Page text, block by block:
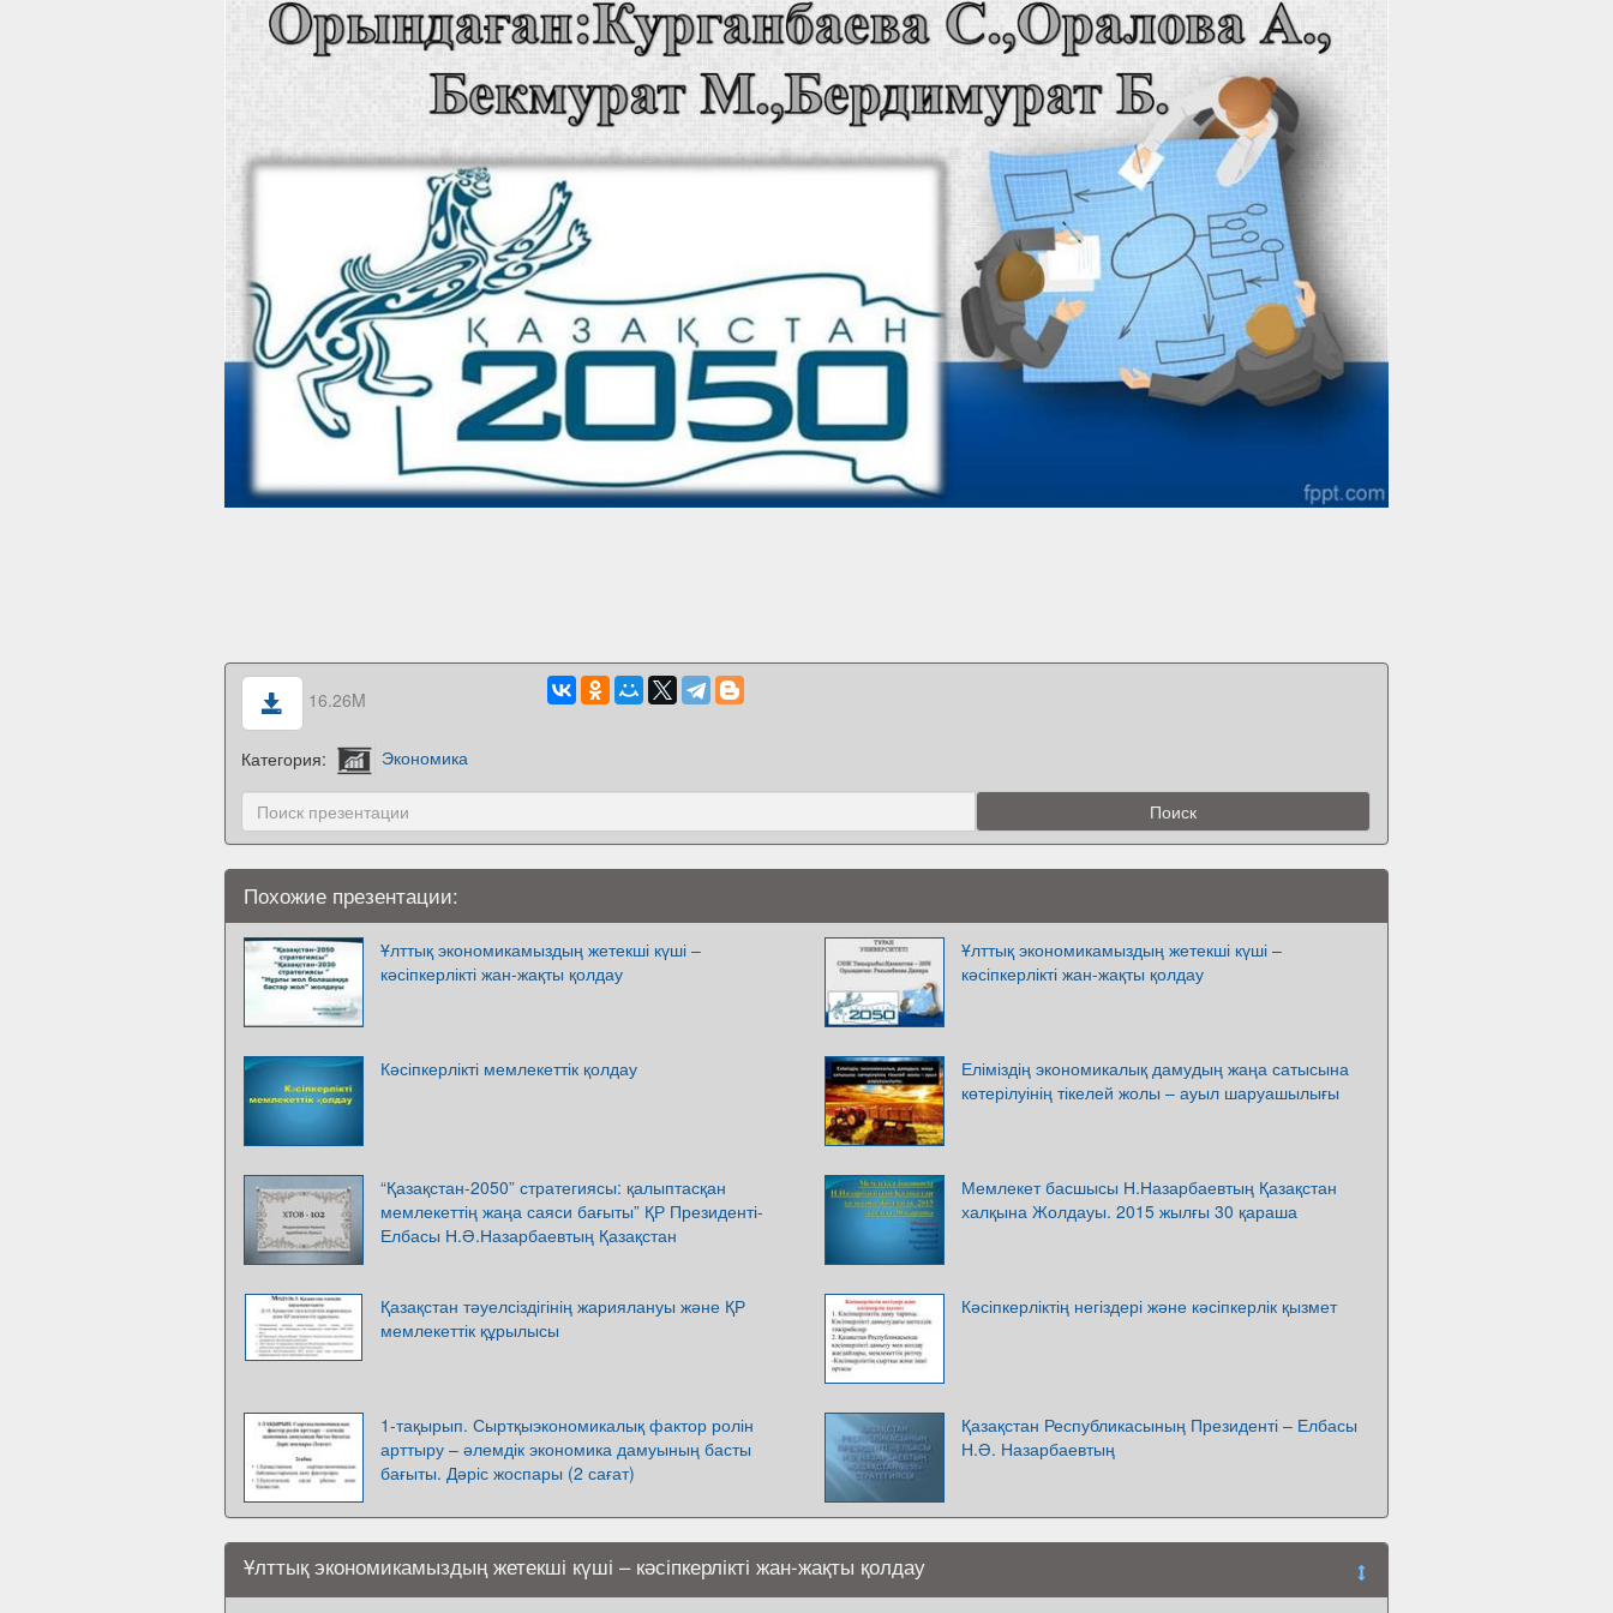
16.26M
Категория: Экономика
Похожие презентации:
Ұлттық экономикамыздың жетекші күші –
кәсіпкерлікті жан-жақты қолдау
Ұлттық экономикамыздың жетекші күші –
кәсіпкерлікті жан-жақты қолдау
Кәсіпкерлікті мемлекеттік қолдау
Еліміздің экономикалық дамудың жаңа сатысына
көтерілуінің тікелей жолы – ауыл шаруашылығы
“Қазақстан-2050” стратегиясы: қалыптасқан
мемлекеттің жаңа саяси бағыты” ҚР Президенті-
Елбасы Н.Ә.Назарбаевтың Қазақстан
Мемлекет басшысы Н.Назарбаевтың Қазақстан
халқына Жолдауы. 2015 жылғы 30 қараша
Қазақстан тәуелсіздігінің жариялануы және ҚР
мемлекеттік құрылысы
Кәсіпкерліктің негіздері және кәсіпкерлік қызмет
1-тақырып. Сыртқыэкономикалық фактор ролін
арттыру – әлемдік экономика дамуының басты
бағыты. Дәріс жоспары (2 сағат)
Қазақстан Республикасының Президенті – Елбасы
Н.Ә. Назарбаевтың
Ұлттық экономикамыздың жетекші күші – кәсіпкерлікті жан-жақты қолдау